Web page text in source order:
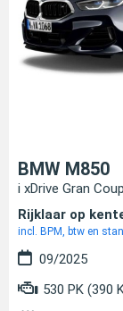
BMW M850
i xDrive Gran
Rijklaar op
incl. BPM, btw en
09/2025
530 PK (390